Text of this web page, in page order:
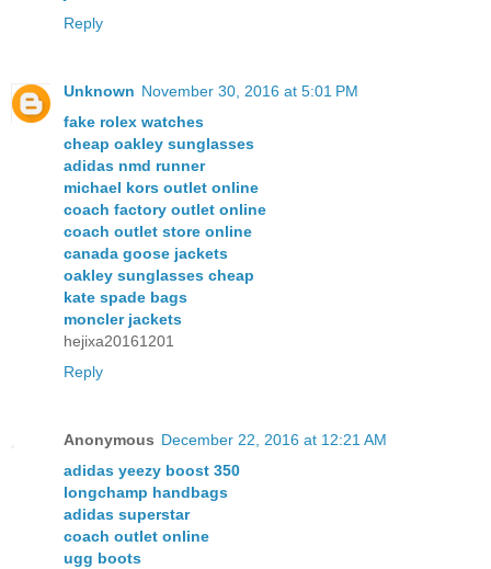
Reply
Unknown November 30, 2016 at 5:01 PM
fake rolex watches
cheap oakley sunglasses
adidas nmd runner
michael kors outlet online
coach factory outlet online
coach outlet store online
canada goose jackets
oakley sunglasses cheap
kate spade bags
moncler jackets
hejixa20161201
Reply
Anonymous December 22, 2016 at 12:21 AM
adidas yeezy boost 350
longchamp handbags
adidas superstar
coach outlet online
ugg boots